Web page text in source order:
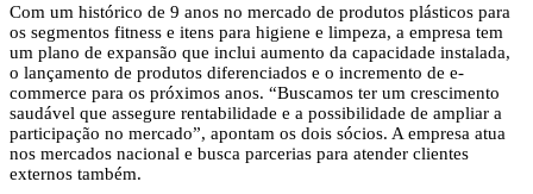
Com um histórico de 9 anos no mercado de produtos plásticos para
os segmentos fitness e itens para higiene e limpeza, a empresa tem
um plano de expansão que inclui aumento da capacidade instalada,
o lançamento de produtos diferenciados e o incremento de e-
commerce para os próximos anos. “Buscamos ter um crescimento
saudável que assegure rentabilidade e a possibilidade de ampliar a
participação no mercado”, apontam os dois sócios. A empresa atua
nos mercados nacional e busca parcerias para atender clientes
externos também.